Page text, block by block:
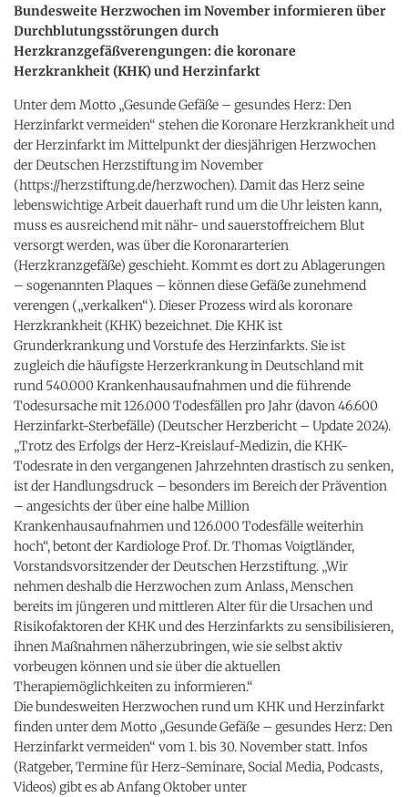
Bundesweite Herzwochen im November informieren über
Durchblutungsstörungen durch
Herzkranzgefäßverengungen: die koronare
Herzkrankheit (KHK) und Herzinfarkt
Unter dem Motto „Gesunde Gefäße – gesundes Herz: Den
Herzinfarkt vermeiden“ stehen die Koronare Herzkrankheit und
der Herzinfarkt im Mittelpunkt der diesjährigen Herzwochen
der Deutschen Herzstiftung im November
(https://herzstiftung.de/herzwochen). Damit das Herz seine
lebenswichtige Arbeit dauerhaft rund um die Uhr leisten kann,
muss es ausreichend mit nähr- und sauerstoffreichem Blut
versorgt werden, was über die Koronararterien
(Herzkranzgefäße) geschieht. Kommt es dort zu Ablagerungen
– sogenannten Plaques – können diese Gefäße zunehmend
verengen („verkalken“). Dieser Prozess wird als koronare
Herzkrankheit (KHK) bezeichnet. Die KHK ist
Grunderkrankung und Vorstufe des Herzinfarkts. Sie ist
zugleich die häufigste Herzerkrankung in Deutschland mit
rund 540.000 Krankenhausaufnahmen und die führende
Todesursache mit 126.000 Todesfällen pro Jahr (davon 46.600
Herzinfarkt-Sterbefälle) (Deutscher Herzbericht – Update 2024).
„Trotz des Erfolgs der Herz-Kreislauf-Medizin, die KHK-
Todesrate in den vergangenen Jahrzehnten drastisch zu senken,
ist der Handlungsdruck – besonders im Bereich der Prävention
– angesichts der über eine halbe Million
Krankenhausaufnahmen und 126.000 Todesfälle weiterhin
hoch“, betont der Kardiologe Prof. Dr. Thomas Voigtländer,
Vorstandsvorsitzender der Deutschen Herzstiftung. „Wir
nehmen deshalb die Herzwochen zum Anlass, Menschen
bereits im jüngeren und mittleren Alter für die Ursachen und
Risikofaktoren der KHK und des Herzinfarkts zu sensibilisieren,
ihnen Maßnahmen näherzubringen, wie sie selbst aktiv
vorbeugen können und sie über die aktuellen
Therapiemöglichkeiten zu informieren.“
Die bundesweiten Herzwochen rund um KHK und Herzinfarkt
finden unter dem Motto „Gesunde Gefäße – gesundes Herz: Den
Herzinfarkt vermeiden“ vom 1. bis 30. November statt. Infos
(Ratgeber, Termine für Herz-Seminare, Social Media, Podcasts,
Videos) gibt es ab Anfang Oktober unter